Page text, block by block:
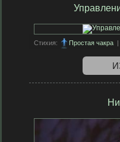
Стихия: Простая чакра